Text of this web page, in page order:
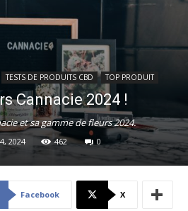
TESTS DE PRODUITS CBD TOP PRODUIT
Cannacie 2024 !
et sa gamme de fleurs 2024.
2024 462 0
Facebook X